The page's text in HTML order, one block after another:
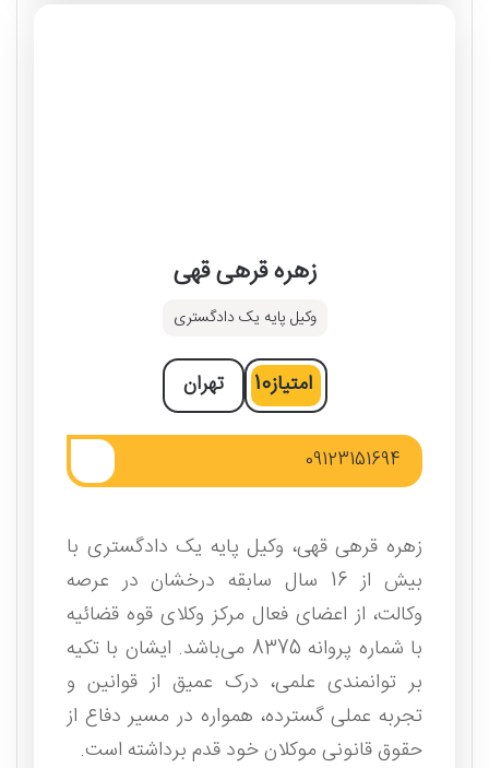
زهره قرهی قهی
وکیل پایه یک دادگستری
امتیاز10 تهران
09123151694
زهره قرهی قهی، وکیل پایه ‌یک دادگستری با
بیش از 16 سال سابقه درخشان در عرصه
وکالت، از اعضای فعال مرکز وکلای قوه قضائیه
با شماره پروانه 8375 می‌باشد. ایشان با تکیه
بر توانمندی علمی، درک عمیق از قوانین و
تجربه عملی گسترده، همواره در مسیر دفاع از
حقوق قانونی موکلان خود قدم برداشته است.